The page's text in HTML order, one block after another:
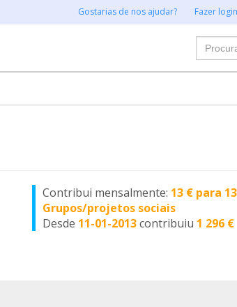
Gostarias de nos ajudar? Fazer login
Contribui mensalmente: 13 € para 13
Grupos/projetos sociais
Desde 11-01-2013contribuiu 1 296 €